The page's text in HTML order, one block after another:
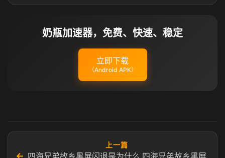
奶瓶加速器，免费、快速、稳定
立即下载
（Android APK）
←
上一篇
四海兄弟故乡黑屏闪退是为什么 四海兄弟故乡黑屏